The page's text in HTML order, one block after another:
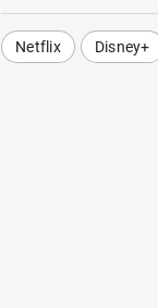
Netflix Disney+